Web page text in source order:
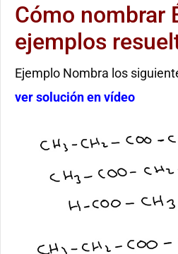
Cómo nombrar
ejemplos
Ejemplo Nombra los
ver solución en vídeo